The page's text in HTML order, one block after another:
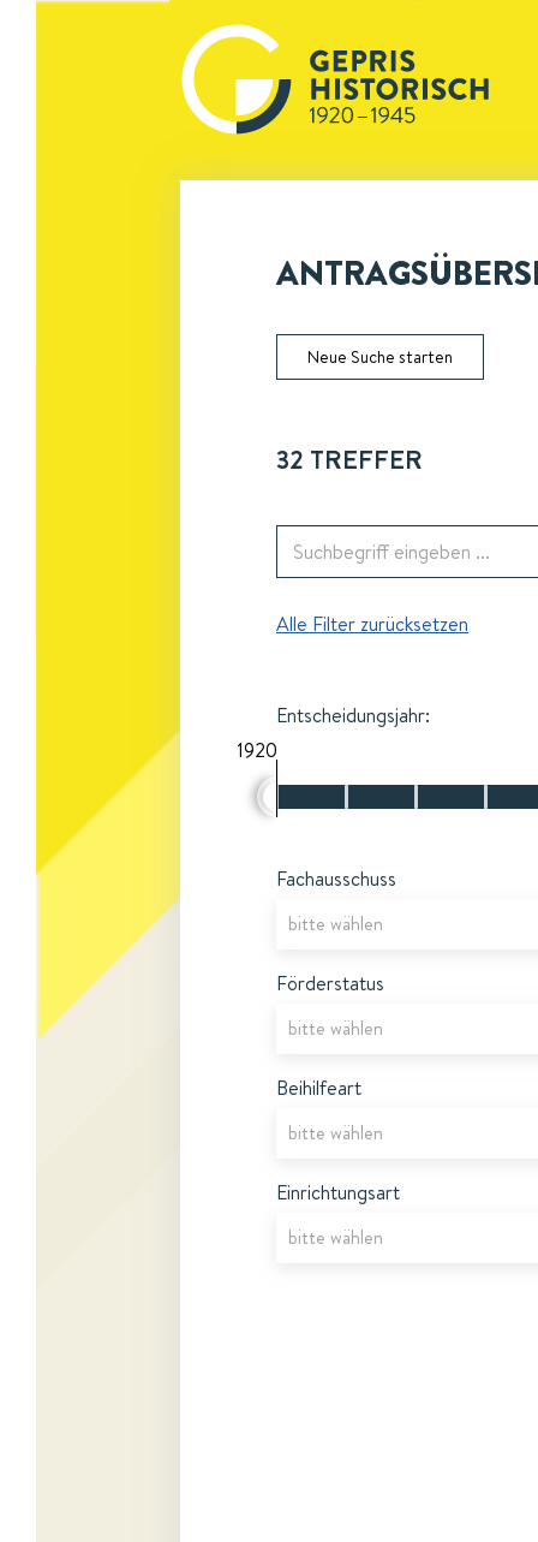
Neue Suche starten
32 TREFFER
Alle Filter zurücksetzen
Entscheidungsjahr:
1920
Fachausschuss
Förderstatus
Beihilfeart
Einrichtungsart